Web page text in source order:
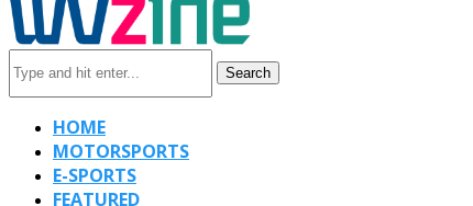
Search
HOME
MOTORSPORTS
E-SPORTS
FEATURED